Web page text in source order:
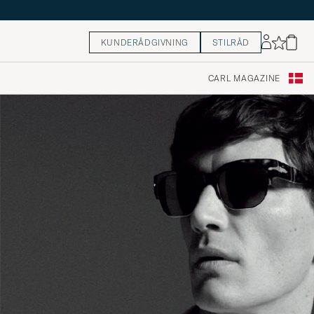
KUNDERÅDGIVNING STILRÅD
CARL MAGAZINE